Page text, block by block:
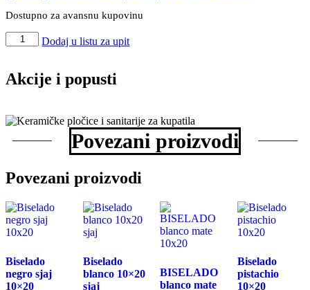
Dostupno za avansnu kupovinu
Lavica
Mica
60
RTT
Dodaj u listu za upit
Akcije i popusti
Povezani proizvodi
Povezani proizvodi
Biselado
negro sjaj
10×20
Biselado
blanco 10×20
sjaj
BISELADO
blanco mate
Biselado
pistachio
10×20